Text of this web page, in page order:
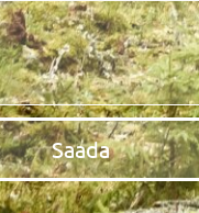
Saada